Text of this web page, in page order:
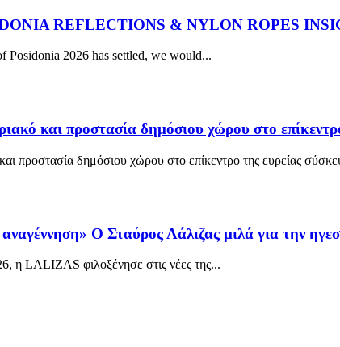
REFLECTIONS & NYLON ROPES
Posidonia 2026 has settled, we would...
και προστασία δημόσιου χώρου στο
προστασία δημόσιου χώρου στο επίκεντρο της ευρείας
Ο Σταύρος Λάλιζας μιλά για την
η LALIZAS φιλοξένησε στις νέες της...